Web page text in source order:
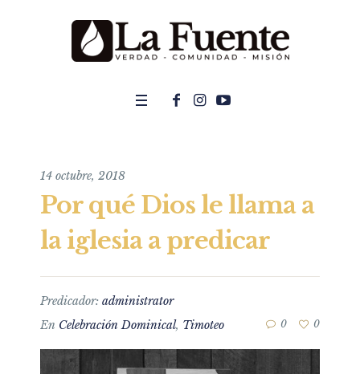
14 octubre, 2018
Por qué Dios le llama a
la iglesia a predicar
Predicador: administrator
En Celebración Dominical, Timoteo 0 0